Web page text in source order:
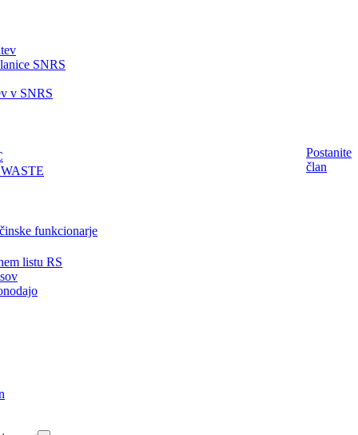
SNRS
v SNRS
funkcionarje
listu RS
Postanite
član